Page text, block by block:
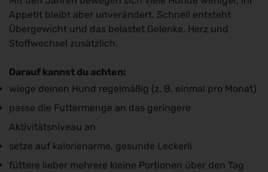
Appetit bleibt aber unverändert. Schnell entsteht
Übergewicht und das belastet Gelenke, Herz und
Stoffwechsel zusätzlich.
Darauf kannst du achten:
wiege deinen Hund regelmäßig (z. B. einmal pro Monat)
passe die Futtermenge an das geringere
Aktivitätsniveau an
setze auf kalorienarme, gesunde Leckerli
füttere lieber mehrere kleine Portionen über den Tag